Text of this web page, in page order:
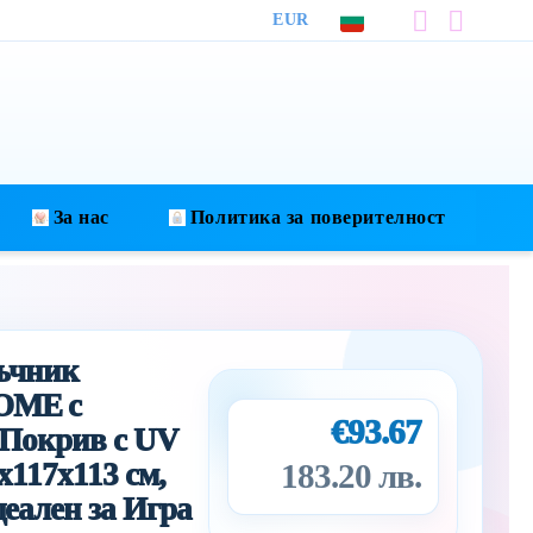
EUR
За нас Политика за поверителност
с
с UV
см,
за Игра
€93.67
183.20 лв.